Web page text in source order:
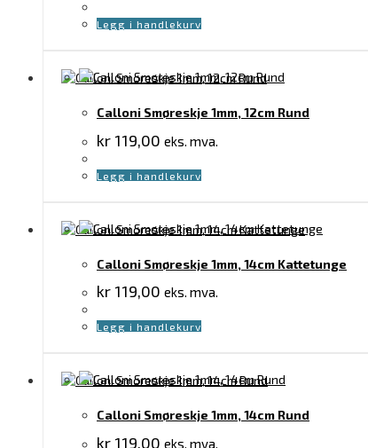
Legg i handlekurv
Calloni Smøreskje 1mm, 12cm Rund
kr 119,00 eks. mva.
Legg i handlekurv
Calloni Smøreskje 1mm, 14cm Kattetunge
kr 119,00 eks. mva.
Legg i handlekurv
Calloni Smøreskje 1mm, 14cm Rund
kr 119,00 eks. mva.